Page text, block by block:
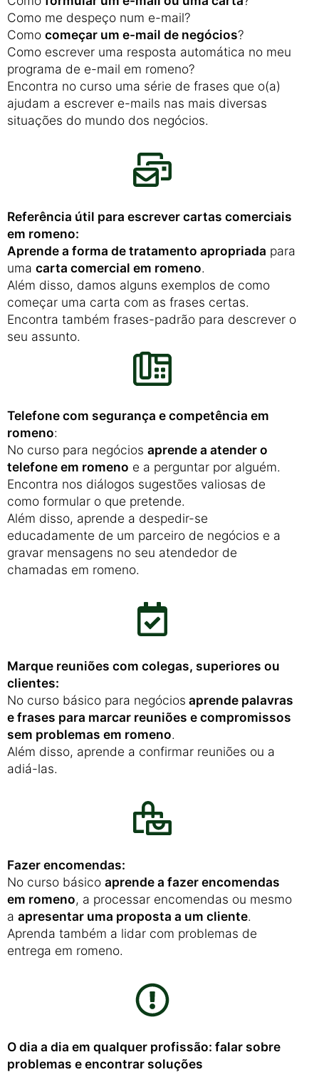
Como me despeço num e-mail?
Como começar um e-mail de negócios?
Como escrever uma resposta automática no meu
programa de e-mail em romeno?
Encontra no curso uma série de frases que o(a)
ajudam a escrever e-mails nas mais diversas
situações do mundo dos negócios.
Referência útil para escrever cartas comerciais
em romeno:
Aprende a forma de tratamento apropriada para
uma carta comercial em romeno.
Além disso, damos alguns exemplos de como
começar uma carta com as frases certas.
Encontra também frases-padrão para descrever o
seu assunto.
Telefone com segurança e competência em
romeno:
No curso para negócios aprende a atender o
telefone em romeno e a perguntar por alguém.
Encontra nos diálogos sugestões valiosas de
como formular o que pretende.
Além disso, aprende a despedir-se
educadamente de um parceiro de negócios e a
gravar mensagens no seu atendedor de
chamadas em romeno.
Marque reuniões com colegas, superiores ou
clientes:
No curso básico para negócios aprende palavras
e frases para marcar reuniões e compromissos
sem problemas em romeno.
Além disso, aprende a confirmar reuniões ou a
adiá-las.
Fazer encomendas:
No curso básico aprende a fazer encomendas
em romeno, a processar encomendas ou mesmo
a apresentar uma proposta a um cliente.
Aprenda também a lidar com problemas de
entrega em romeno.
O dia a dia em qualquer profissão: falar sobre
problemas e encontrar soluções